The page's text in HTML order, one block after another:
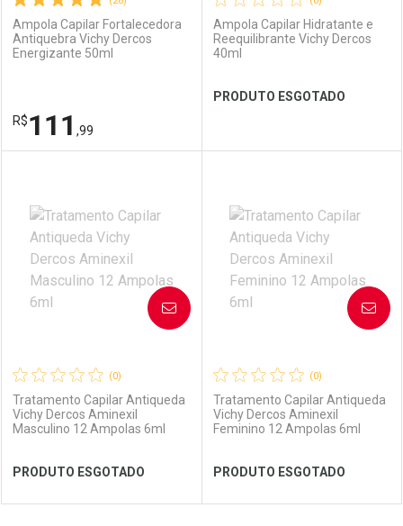
Ampola Capilar Fortalecedora
Antiquebra Vichy Dercos
Energizante 50ml
R$111 ,99
Dermaclub
Ativar Desconto
Por Menos
Ampola Capilar Hidratante e
Reequilibrante Vichy Dercos
40ml
PRODUTO ESGOTADO
Laboratório
Por Menos
(0)
Tratamento Capilar Antiqueda
Vichy Dercos Aminexil
Masculino 12 Ampolas 6ml
PRODUTO ESGOTADO
AVISE-ME
(0)
Tratamento Capilar Antiqueda
Vichy Dercos Aminexil
Feminino 12 Ampolas 6ml
PRODUTO ESGOTADO
AVISE-ME